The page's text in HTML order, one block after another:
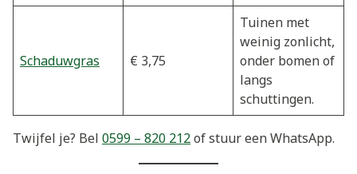
Schaduwgras € 3,75
Tuinen met
weinig zonlicht,
onder bomen of
langs
schuttingen.
Twijfel je? Bel 0599 – 820 212of stuur een WhatsApp.